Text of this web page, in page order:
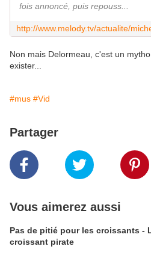
fois annoncé, puis repouss...
Non mais Delormeau, c'est un
exister...
#mus #Vid
Partager
Vous aimerez aussi
Pas de pitié pour les croissants -
croissant pirate